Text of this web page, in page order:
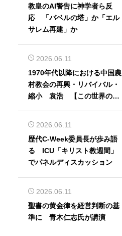
教皇のAI警告に神学者ら反
応 「バベルの塔」か「エル
サレム再建」か
2026.06.11
1970年代以降における中国農
村教会の再興・リバイバル・
縮小 袁浩 【この世界の片
2026.06.11
歴代C-Week委員長が歩み語
る ICU「キリスト教週間」
でパネルディスカッション
2026.06.11
聖書の黄金律を経営判断の基
準に 青木仁志氏が講演